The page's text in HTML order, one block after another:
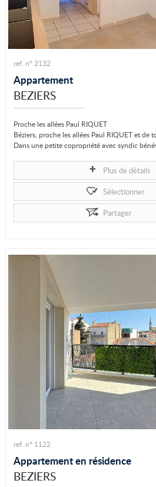
ref. n° 2132
Appartement
BEZIERS
Proche les allées Paul RIQUET
Béziers, proche les allées Paul RIQUET et de
Dans une petite copropriété avec syndic
Plus de détails
Sélectionner
Partager
ref. n° 1122
Appartement en résidence
BEZIERS